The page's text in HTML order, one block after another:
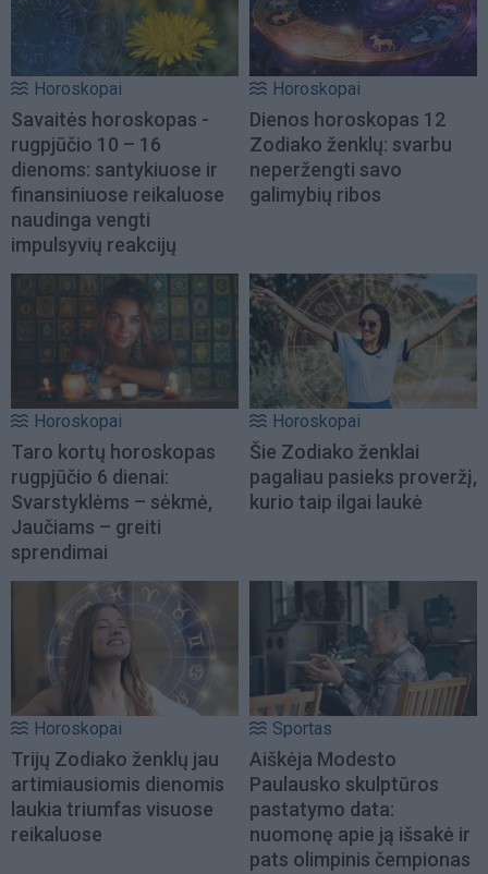
Horoskopai
Savaitės horoskopas -
rugpjūčio 10 – 16
dienoms: santykiuose ir
finansiniuose reikaluose
naudinga vengti
impulsyvių reakcijų
Horoskopai
Dienos horoskopas 12
Zodiako ženklų: svarbu
neperžengti savo
galimybių ribos
Horoskopai
Taro kortų horoskopas
rugpjūčio 6 dienai:
Svarstyklėms – sėkmė,
Jaučiams – greiti
sprendimai
Horoskopai
Šie Zodiako ženklai
pagaliau pasieks proveržį,
kurio taip ilgai laukė
Horoskopai
Trijų Zodiako ženklų jau
artimiausiomis dienomis
laukia triumfas visuose
reikaluose
Sportas
Aiškėja Modesto
Paulausko skulptūros
pastatymo data:
nuomonę apie ją išsakė ir
pats olimpinis čempionas